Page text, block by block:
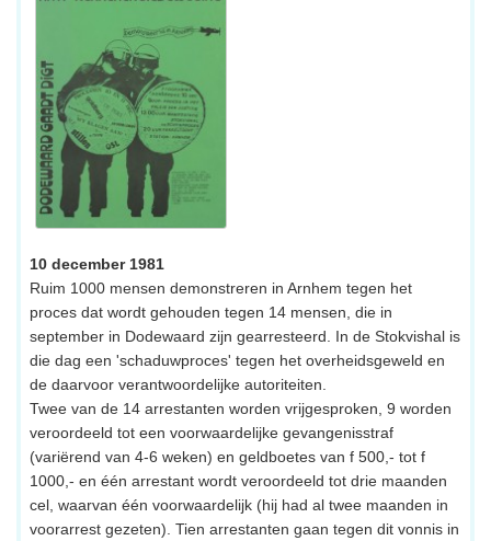
10 december 1981
Ruim 1000 mensen demonstreren in Arnhem tegen het
proces dat wordt gehouden tegen 14 mensen, die in
september in Dodewaard zijn gearresteerd. In de Stokvishal is
die dag een 'schaduwproces' tegen het overheidsgeweld en
de daarvoor verantwoordelijke autoriteiten.
Twee van de 14 arrestanten worden vrijgesproken, 9 worden
veroordeeld tot een voorwaardelijke gevangenisstraf
(variërend van 4-6 weken) en geldboetes van f 500,- tot f
1000,- en één arrestant wordt veroordeeld tot drie maanden
cel, waarvan één voorwaardelijk (hij had al twee maanden in
voorarrest gezeten). Tien arrestanten gaan tegen dit vonnis in